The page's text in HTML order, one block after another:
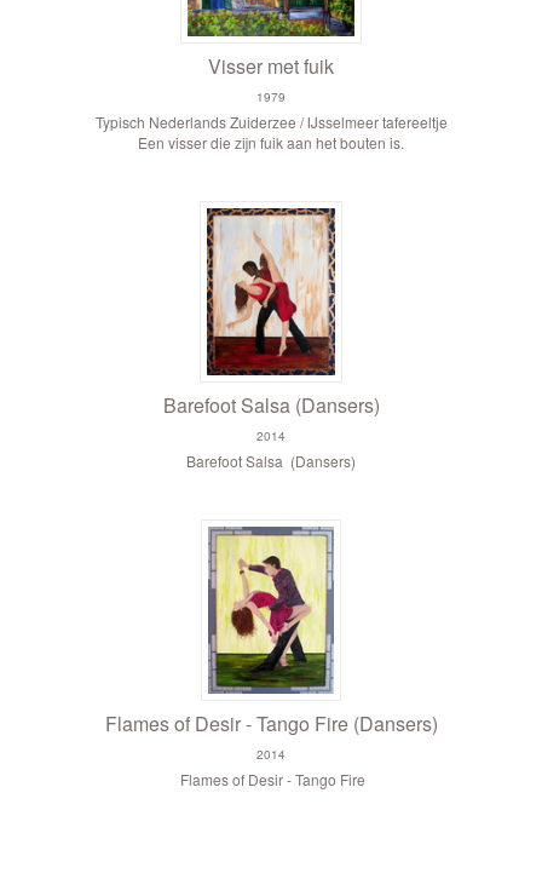
Visser met fuik
1979
Typisch Nederlands Zuiderzee / IJsselmeer tafereeltje
Een visser die zijn fuik aan het bouten is.
Barefoot Salsa (Dansers)
2014
Barefoot Salsa (Dansers)
Flames of Desir - Tango Fire (Dansers)
2014
Flames of Desir - Tango Fire